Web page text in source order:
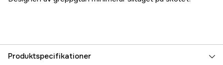
Produktspecifikationer